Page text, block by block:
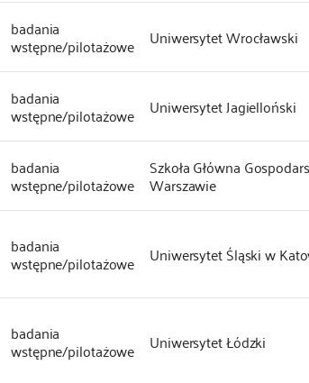
badania
wstępne/pilotażowe Uniwersytet Wrocławski
badania
wstępne/pilotażowe Uniwersytet Jagielloński
badania
wstępne/pilotażowe
Szkoła Główna
Warszawie
badania
wstępne/pilotażowe Uniwersytet Śląski w
badania
wstępne/pilotażowe Uniwersytet Łódzki